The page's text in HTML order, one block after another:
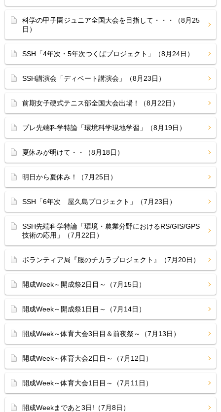
科学の甲子園ジュニア全国大会を目指して・・・（8月25
日）
SSH「4年次・5年次つくばプロジェクト」（8月24日）
SSH講演会「ディベート講演会」（8月23日）
前期女子硬式テニス部全国大会出場！（8月22日）
プレ先端科学特論「環境科学現地学習」（8月19日）
夏休みが明けて・・（8月18日）
明日から夏休み！（7月25日）
SSH「6年次 屋久島プロジェクト」（7月23日）
SSH先端科学特論「環境・農業分野におけるRS/GIS/GPS
技術の応用」（7月22日）
ボランティア局『服のチカラプロジェクト』（7月20日）
開成Week～開成祭2日目～（7月15日）
開成Week～開成祭1日目～（7月14日）
開成Week～体育大会3日目＆前夜祭～（7月13日）
開成Week～体育大会2日目～（7月12日）
開成Week～体育大会1日目～（7月11日）
開成Weekまであと3日!（7月8日）